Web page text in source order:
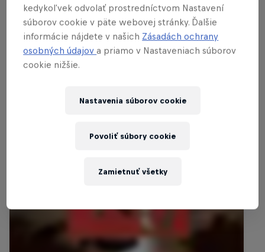
Najnovšie
kedykoľvek odvolať prostredníctvom Nastavení
súborov cookie v päte webovej stránky. Ďalšie
informácie nájdete v našich Zásadách ochrany
osobných údajova priamo v Nastaveniach súborov
cookie nižšie.
Nastavenia súborov cookie
Zamietnuť všetky
Povoliť súbory cookie